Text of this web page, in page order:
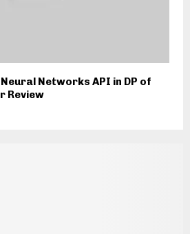
Networks API in DP of
Review